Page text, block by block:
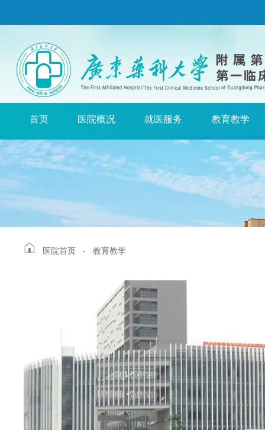
首页 医院概况 就医服务 教育教学
医院首页 - 教育教学